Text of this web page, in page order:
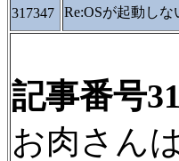
317347
Re:OSが起動しな
記事番号
お肉さん